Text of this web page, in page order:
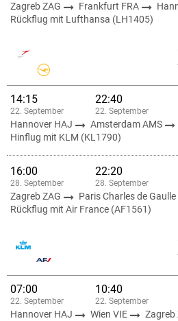
Zagreb ZAG Frankfurt FRA
Rückflug mit Lufthansa (LH1405)
14:15
22. September
22:40
22. September
Hannover HAJ Amsterdam AMS
Hinflug mit KLM (KL1790)
16:00
28. September
22:20
28. September
Zagreb ZAG Paris Charles de Gaulle
Rückflug mit Air France (AF1561)
07:00
22. September
10:40
22. September
Hannover HAJ Wien VIE
Zagreb